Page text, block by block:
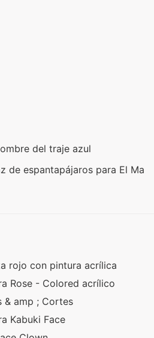
del traje azul
de espantapájaros para El Ma
rojo con pintura acrílica
Rose - Colored acrílico
& amp ; Cortes
Kabuki Face